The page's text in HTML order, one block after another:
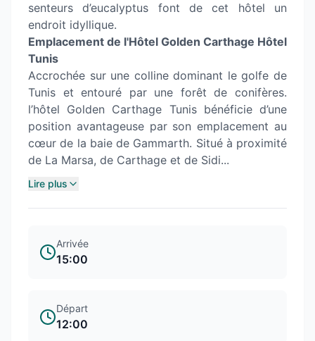
senteurs d’eucalyptus font de cet hôtel un
endroit idyllique.
Emplacement de l'Hôtel Golden Carthage Hôtel
Tunis
Accrochée sur une colline dominant le golfe de
Tunis et entouré par une forêt de conifères.
l’hôtel Golden Carthage Tunis bénéficie d’une
position avantageuse par son emplacement au
cœur de la baie de Gammarth. Situé à proximité
de La Marsa, de Carthage et de Sidi...
Lire plus
Arrivée
15:00
Départ
12:00